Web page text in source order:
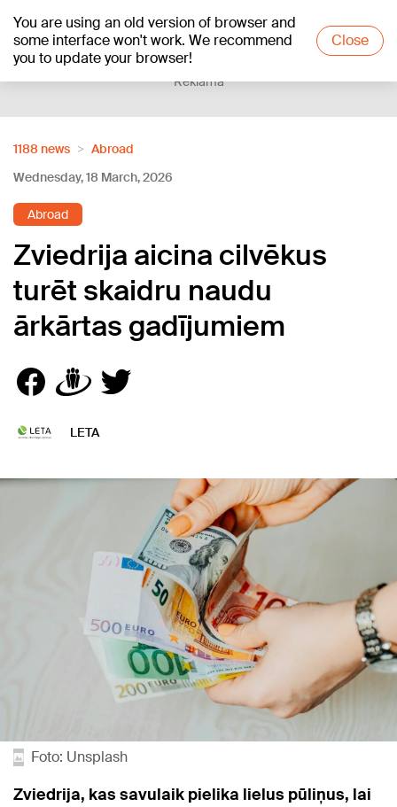
You are using an old version of browser and
some interface won't work. We recommend
you to update your browser!
Close
+17°C
Reklāma
1188 news
Abroad
Wednesday, 18 March, 2026
Abroad
Zviedrija aicina cilvēkus
turēt skaidru naudu
ārkārtas gadījumiem
LETA
Foto: Unsplash
Zviedrija, kas savulaik pielika lielus pūliņus, lai